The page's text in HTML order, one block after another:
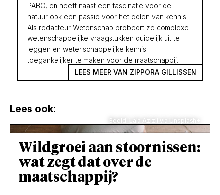
PABO, en heeft naast een fascinatie voor de
natuur ook een passie voor het delen van kennis.
Als redacteur Wetenschap probeert ze complexe
wetenschappelijke vraagstukken duidelijk uit te
leggen en wetenschappelijke kennis
toegankelijker te maken voor de maatschappij.
LEES MEER VAN ZIPPORA GILLISSEN
Lees ook:
Beeld: Lala Azizli via Unsplash+
Wildgroei aan stoornissen:
wat zegt dat over de
maatschappij?